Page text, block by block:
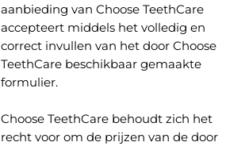
aanbieding van Choose TeethCare
accepteert middels het volledig en
correct invullen van het door Choose
TeethCare beschikbaar gemaakte
formulier.
Choose TeethCare behoudt zich het
recht voor om de prijzen van de door